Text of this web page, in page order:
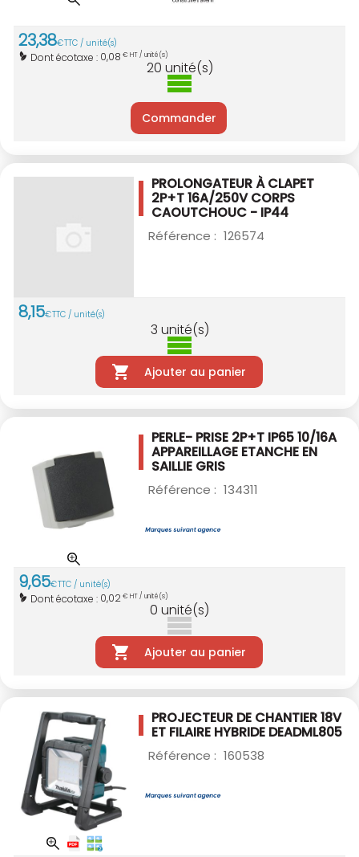
23,38€TTC / unité(s)
Dont écotaxe : 0,08 € HT / unité(s)
20 unité(s)
Commander
PROLONGATEUR À CLAPET
2P+T 16A/250VCORPS
CAOUTCHOUC - IP44
Référence : 126574
8,15€TTC / unité(s)
3 unité(s)
Ajouter au panier
PERLE- PRISE 2P+T IP65 10/16A
APPAREILLAGE ETANCHE EN
SAILLIE GRIS
Référence : 134311
9,65€TTC / unité(s)
Dont écotaxe : 0,02€ HT / unité(s)
0 unité(s)
Ajouter au panier
PROJECTEUR DE CHANTIER 18V
ET FILAIRE HYBRIDE DEADML805
Référence : 160538